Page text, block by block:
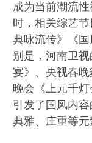
成为当前潮流
时，相关综艺
典咏流传》《
别是，河南卫
宴》、央视春
晚会《上元千
引发了国风内容
典雅、庄重等元